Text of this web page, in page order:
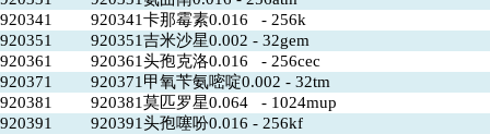
920341
920341卡那霉素0.016 - 256k
920351
920351吉米沙星0.002 - 32gem
920361
920361头孢克洛0.016 - 256cec
920371
920371甲氧苄氨嘧啶0.002 - 32tm
920381
920381莫匹罗星0.064 - 1024mup
920391
920391头孢噻吩0.016 - 256kf